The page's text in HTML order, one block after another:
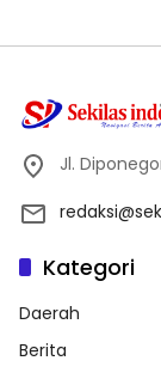
Jl.
Kategori
Daerah
Berita